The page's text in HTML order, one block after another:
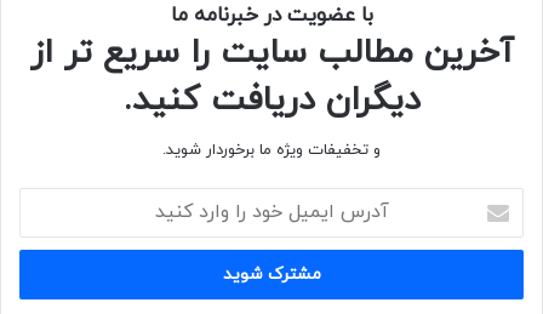
من با دار و دسته ی مسلم، از همان روز اول به مشکل برخوردیم!
آنها دوست داشتند یکراست بروند خط مقدم! هر چه می گفتم
اینطوری که نمی شود! شما تازه آمده اید. اول باید سازماندهی
شوید، آموزش ببینید و… به خرجشان نمی رفت. می گفتند مگر ما
را به گردان علی اکبر تخصیص نداده اند؟… مگر الان گردان علی
با عضویت در خبرنامه ما
آخرین مطالب سایت را سریع تر از
دیگران دریافت کنید.
و تخفیفات ویژه ما برخوردار شوید.